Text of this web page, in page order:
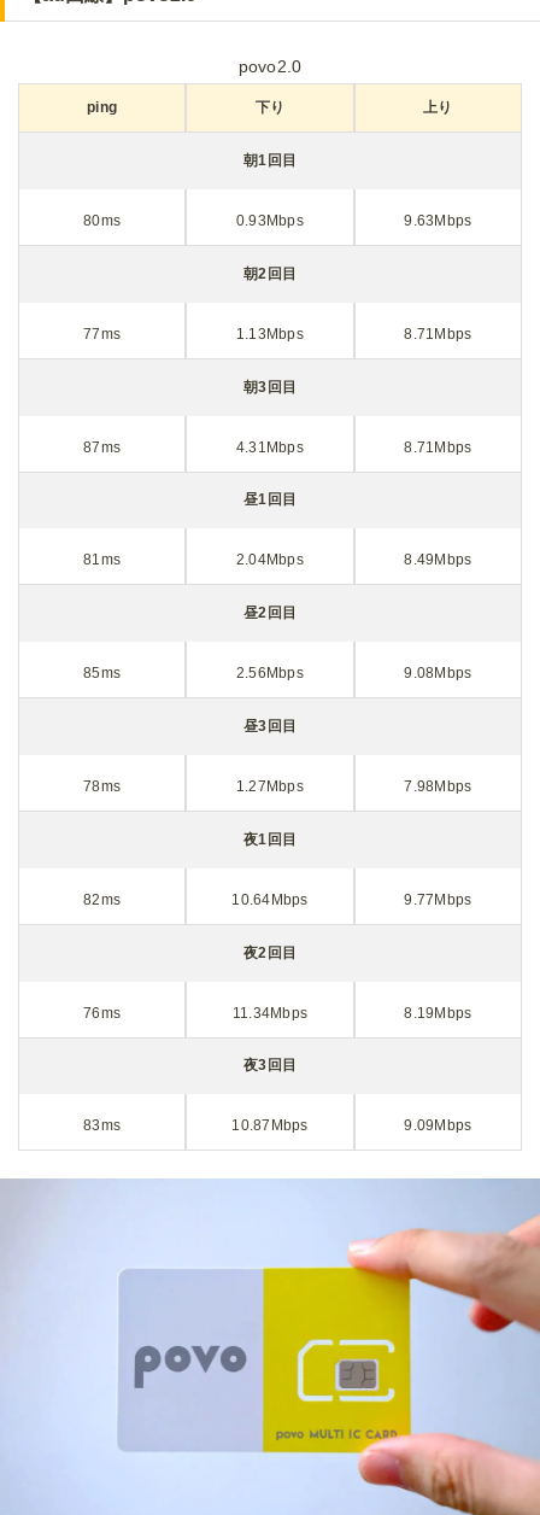
povo2.0
ping 下り 上り
朝1回目
80ms 0.93Mbps 9.63Mbps
朝2回目
77ms 1.13Mbps 8.71Mbps
朝3回目
87ms 4.31Mbps 8.71Mbps
昼1回目
81ms 2.04Mbps 8.49Mbps
昼2回目
85ms 2.56Mbps 9.08Mbps
昼3回目
78ms 1.27Mbps 7.98Mbps
夜1回目
82ms 10.64Mbps 9.77Mbps
夜2回目
76ms 11.34Mbps 8.19Mbps
夜3回目
83ms 10.87Mbps 9.09Mbps